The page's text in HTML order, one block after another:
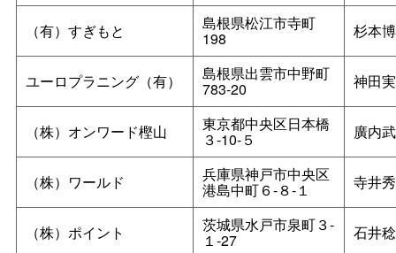
（有）すぎもと 島根県松江市寺町
198 杉本博
ユーロプラニング（有） 島根県出雲市中野町
783‐20 神田実
（株）オンワード樫山 東京都中央区日本橋
３‐10‐５ 廣内武
（株）ワールド 兵庫県神戸市中央区
港島中町６‐８‐１ 寺井
（株）ポイント 茨城県水戸市泉町３‐
１‐27 石井